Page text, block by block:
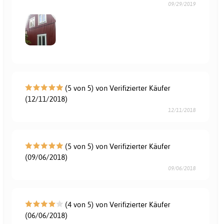
09/29/2019
(5 von 5) von Verifizierter Käufer
(12/11/2018)
12/11/2018
(5 von 5) von Verifizierter Käufer
(09/06/2018)
09/06/2018
(4 von 5) von Verifizierter Käufer
(06/06/2018)